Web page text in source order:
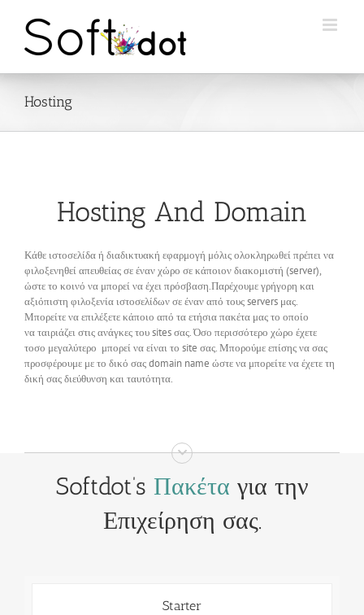
content
Hosting
Hosting And Domain
Κάθε ιστοσελίδα ή διαδικτυακή εφαρμογή μόλις ολοκληρωθεί πρέπει να
φιλοξενηθεί απευθείας σε έναν χώρο σε κάποιον διακομιστή (server),
ώστε το κοινό να μπορεί να έχει πρόσβαση.Παρέχουμε γρήγορη και
αξιόπιστη φιλοξενία ιστοσελίδων σε έναν από τους servers μας.
Μπορείτε να επιλέξετε κάποιο από τα ετήσια πακέτα μας το οποίο
να ταιριάζει στις ανάγκες του sites σας. Όσο περισσότερο χώρο έχετε
τοσο μεγαλύτερο μπορεί να είναι το site σας. Μπορούμε επίσης να σας
προσφέρουμε με το δικό σας domain name ώστε να μπορείτε να έχετε τη
δική σας διεύθυνση και ταυτότητα.
Softdot’s Πακέτα για την
Επιχείρηση σας.
Starter